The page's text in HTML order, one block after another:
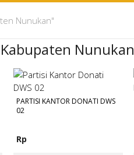
Nunukan"
Nunukan
PARTISI KANTOR DONATI DWS
02
Rp